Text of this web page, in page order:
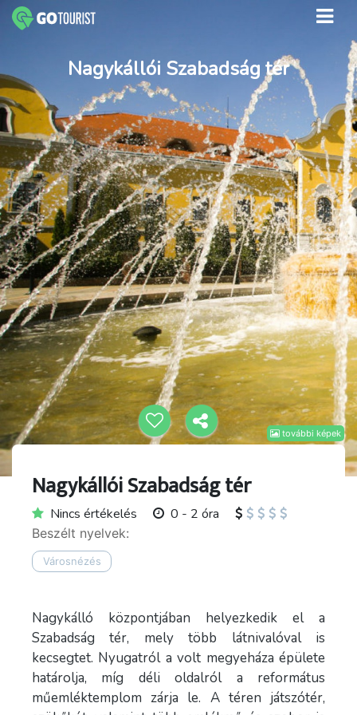
további képek
Nagykállói Szabadság tér
Nagykállói Szabadság tér
Nincs értékelés 0 - 2 óra
Beszélt nyelvek:
Városnézés
Nagykálló központjában helyezkedik el a
Szabadság tér, mely több látnivalóval is
kecsegtet. Nyugatról a volt megyeháza épülete
határolja, míg déli oldalról a református
műemléktemplom zárja le. A téren játszótér,